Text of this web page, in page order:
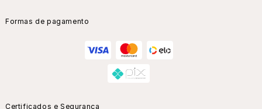
Formas de pagamento
Certificados e Segurança